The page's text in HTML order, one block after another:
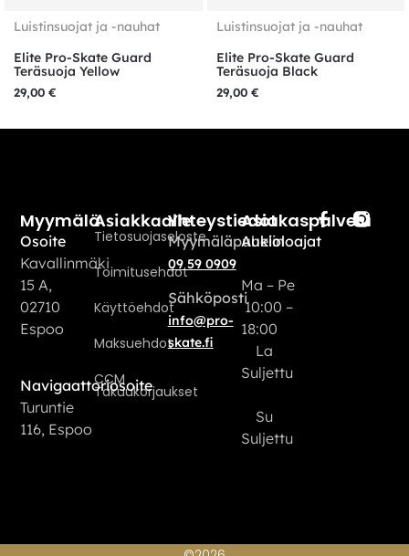
Luistinsuojat ja -nauhat
Elite Pro-Skate Guard
Teräsuoja Yellow
29,00 €
Luistinsuojat ja -nauhat
Elite Pro-Skate Guard
Teräsuoja Black
29,00 €
Asiakkaalle
Tietosuojaseloste
Toimitusehdot
Käyttöehdot
Maksuehdot
CCM
Takuukorjaukset
Myymälä
Osoite
Kavallinmäki
15 A,
02710
Espoo
Navigaattoriosoite
Turuntie
116, Espoo
Yhteystiedot
Myymäläpuhelin
09 59 0909
Sähköposti
info@pro-
skate.fi
Asiakaspalvelu
Aukioloajat
Ma – Pe
10:00 –
18:00
La
Suljettu
Su
Suljettu